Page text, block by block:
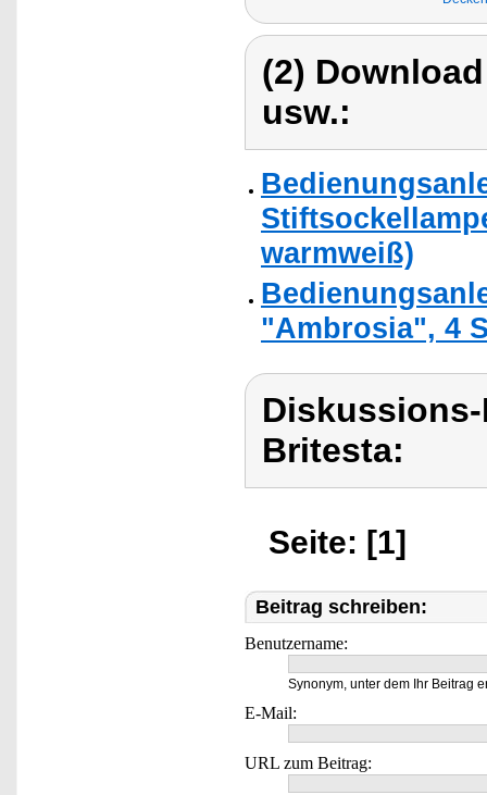
(2)
usw.:
warmweiß)
"Ambrosia", 4
Britesta:
Seite: [1]
Beitrag schreiben:
Benutzername:
Synonym, unter dem Ihr Beitrag
E-Mail:
URL zum Beitrag: